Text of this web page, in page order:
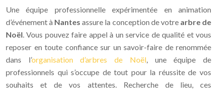
Une équipe professionnelle expérimentée en animation
d’événement à Nantes assure la conception de votre arbre de
Noël. Vous pouvez faire appel à un service de qualité et vous
reposer en toute confiance sur un savoir-faire de renommée
dans l’organisation d’arbres de Noël, une équipe de
professionnels qui s’occupe de tout pour la réussite de vos
souhaits et de vos attentes. Recherche de lieu, ces